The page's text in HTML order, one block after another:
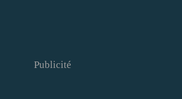
Publicité